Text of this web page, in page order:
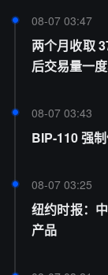
08-07 03:47
两个月收取
后交易量一
08-07 03:43
BIP-110 强
08-07 03:25
纽约时报：
产品